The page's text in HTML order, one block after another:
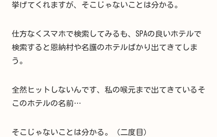
挙げてくれますが、そこじゃないことは分かる。
仕方なくスマホで検索してみるも、SPAの良いホテルで
検索すると恩納村や名護のホテルばかり出てきてしま
う。
全然ヒットしないんです、私の喉元まで出てきているそ
このホテルの名前…
そこじゃないことは分かる。（二度目）